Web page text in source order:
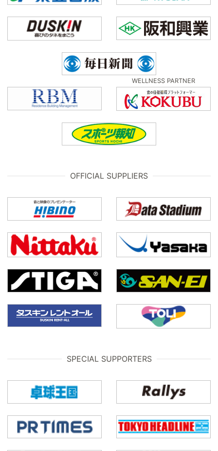
WELLNESS PARTNER
OFFICIAL SUPPLIERS
SPECIAL SUPPORTERS